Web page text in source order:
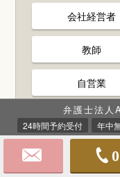
会社経営者
教師
自営業
弁護
弁護士法人
24時間予約受付 年中